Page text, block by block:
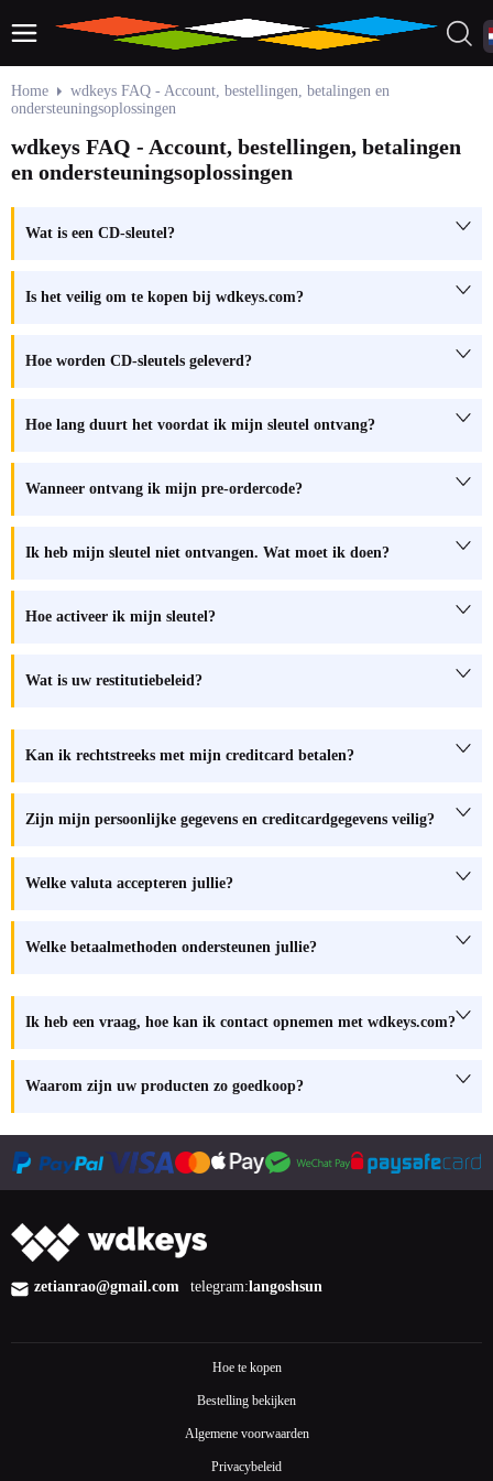
Home
wdkeys FAQ - Account, bestellingen, betalingen en
ondersteuningsoplossingen
wdkeys FAQ - Account, bestellingen, betalingen
en ondersteuningsoplossingen
Wat is een CD-sleutel?
Is het veilig om te kopen bij wdkeys.com?
Hoe worden CD-sleutels geleverd?
Hoe lang duurt het voordat ik mijn sleutel ontvang?
Wanneer ontvang ik mijn pre-ordercode?
Ik heb mijn sleutel niet ontvangen. Wat moet ik doen?
Hoe activeer ik mijn sleutel?
Wat is uw restitutiebeleid?
Kan ik rechtstreeks met mijn creditcard betalen?
Zijn mijn persoonlijke gegevens en creditcardgegevens veilig?
Welke valuta accepteren jullie?
Welke betaalmethoden ondersteunen jullie?
Ik heb een vraag, hoe kan ik contact opnemen met wdkeys.com?
Waarom zijn uw producten zo goedkoop?
zetianrao@gmail.com telegram:langoshsun
Hoe te kopen
Bestelling bekijken
Algemene voorwaarden
Privacybeleid